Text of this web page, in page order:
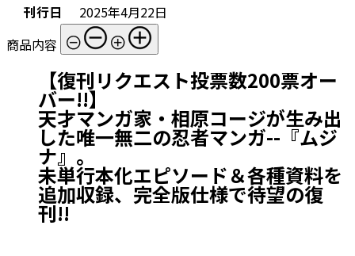
刊行日
2025年4月22日
商品内容
【復刊リクエスト投票数200票オー
バー!!】
天才マンガ家・相原コージが生み出
した唯一無二の忍者マンガ--『ムジ
ナ』。
未単行本化エピソード＆各種資料を
追加収録、完全版仕様で待望の復
刊!!